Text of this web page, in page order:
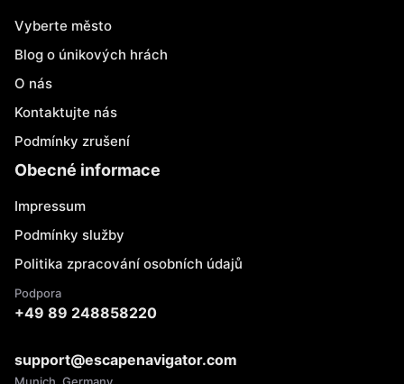
Vyberte město
Blog o únikových hrách
O nás
Kontaktujte nás
Podmínky zrušení
Obecné informace
Impressum
Podmínky služby
Politika zpracování osobních údajů
Podpora
+49 89 248858220
support@escapenavigator.com